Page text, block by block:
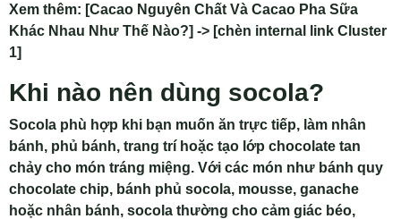
Xem thêm: [Cacao Nguyên Chất Và Cacao Pha Sữa
Khác Nhau Như Thế Nào?] -> [chèn internal link Cluster
1]
Khi nào nên dùng socola?
Socola phù hợp khi bạn muốn ăn trực tiếp, làm nhân
bánh, phủ bánh, trang trí hoặc tạo lớp chocolate tan
chảy cho món tráng miệng. Với các món như bánh quy
chocolate chip, bánh phủ socola, mousse, ganache
hoặc nhân bánh, socola thường cho cảm giác béo,